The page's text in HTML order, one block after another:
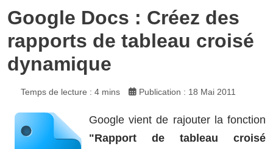
Google Docs : Créez des
rapports de tableau croisé
dynamique
Temps de lecture : 4 mins Publication : 18 Mai 2011
Google vient de rajouter la fonction
"Rapport de tableau croisé